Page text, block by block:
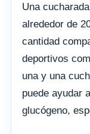
Una
alrededor de
cantidad
deportivos
una y una
puede ayudar
glucógeno,